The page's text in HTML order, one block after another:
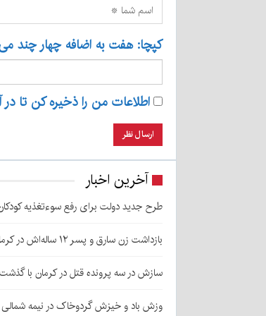
کپچا: هفت به اضافه چهار چند
اطلاعات من را ذخیره کن تا در
آخرین اخبار
طرح جدید دولت برای رفع سوءتغذیه
بازداشت زن سارق و پسر ۱۲ ساله‌اش در کرمان
سازش در سه پرونده قتل در کرمان با گذشت
وزش باد و خیزش گردوخاک در نیمه